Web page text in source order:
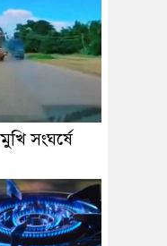
সংঘর্ষে